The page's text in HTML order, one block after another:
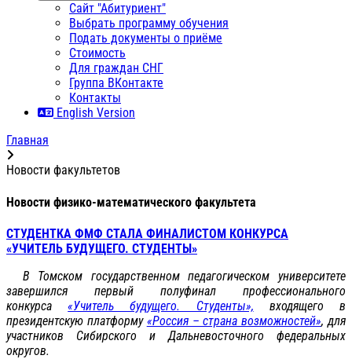
Сайт "Абитуриент"
Выбрать программу обучения
Подать документы о приёме
Стоимость
Для граждан СНГ
Группа ВКонтакте
Контакты
English Version
Главная
Новости факультетов
Новости физико-математического факультета
СТУДЕНТКА ФМФ СТАЛА ФИНАЛИСТОМ КОНКУРСА
«УЧИТЕЛЬ БУДУЩЕГО. СТУДЕНТЫ»
В Томском государственном педагогическом университете
завершился первый полуфинал профессионального
конкурса«Учитель будущего. Студенты», входящего в
президентскую платформу «Россия – страна возможностей», для
участников Сибирского и Дальневосточного федеральных
округов.